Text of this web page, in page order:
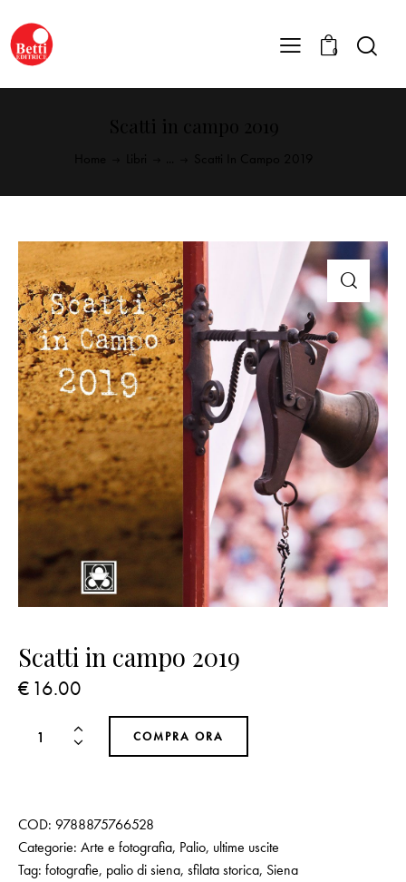
0
Scatti in campo 2019
€ 16.00
COMPRA ORA
COD: 9788875766528
Categorie: Arte e fotografia, Palio, ultime uscite
Tag: fotografie, palio di siena, sfilata storica, Siena